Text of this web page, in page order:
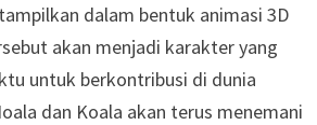
dalam bentuk animasi 3D
akan menjadi karakter yang
untuk berkontribusi di dunia
dan Koala akan terus menemani